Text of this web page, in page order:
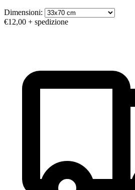
Dimensioni:
€12,00 + spedizione